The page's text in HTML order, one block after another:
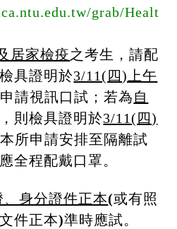
grab/Healt
居家檢疫之考生，請配
具證明於3/11(四)上午
請視訊口試；若為自
，則檢具證明於3/11(四)
所申請安排至隔離試
全程配戴口罩。
、身分證件正本(或有照
件正本)準時應試。